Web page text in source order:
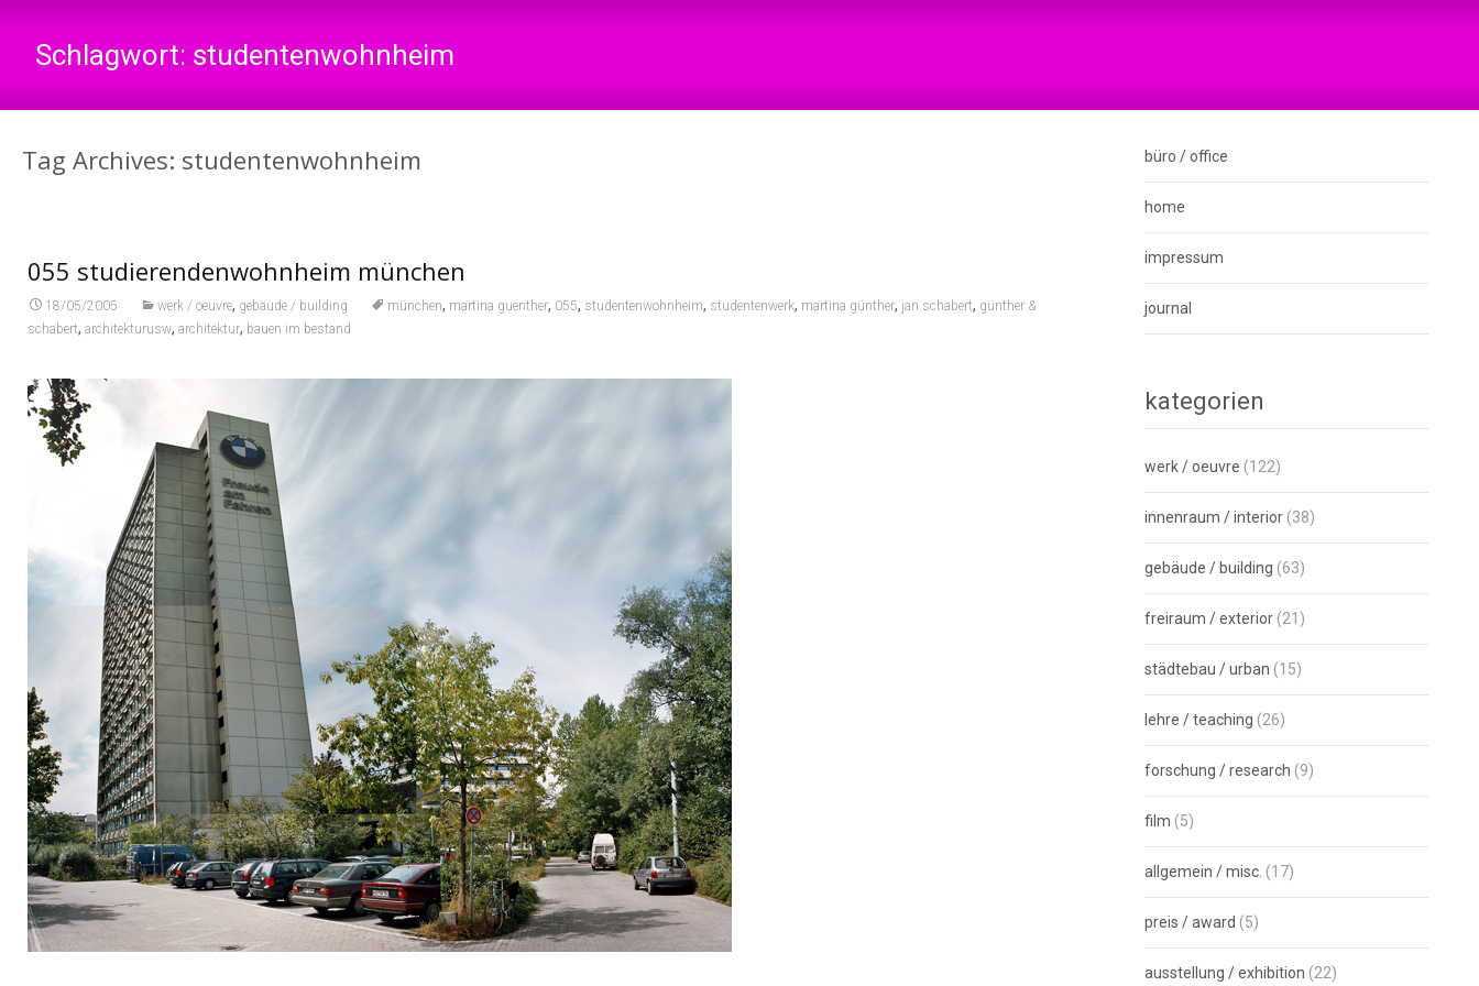
Schlagwort: studentenwohnheim
Tag Archives: studentenwohnheim
055 studierendenwohnheim münchen
18/05/2005 werk / oeuvre, gebäude / building münchen, martina guenther, 055, studentenwohnheim, studentenwerk, martina günther, jan schabert, günther &
schabert,architekturusw,architektur, bauen im bestand
büro / office
home
impressum
journal
kategorien
werk / oeuvre (122)
innenraum / interior (38)
gebäude / building (63)
freiraum / exterior (21)
städtebau / urban (15)
lehre / teaching (26)
forschung / research (9)
film (5)
allgemein / misc. (17)
preis / award (5)
ausstellung / exhibition (22)